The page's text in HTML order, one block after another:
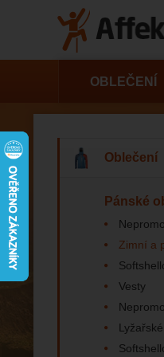
OBLEČENÍ
Oblečení
Pánské
Zimní a
Vesty